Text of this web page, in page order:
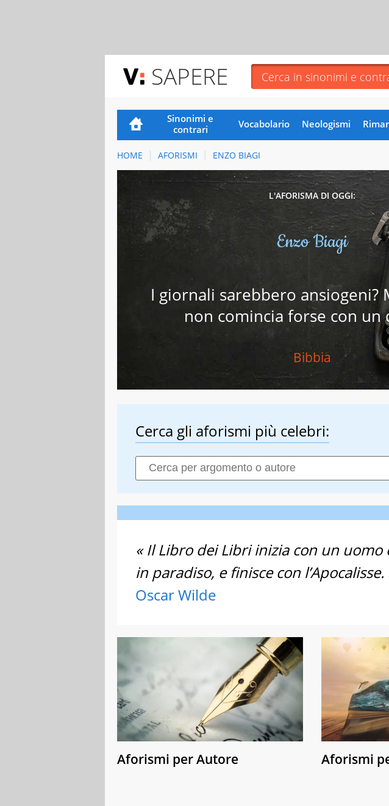
SAPERE
Sinonimi e
contrari
Vocabolario Neologismi
HOME AFORISMI ENZO BIAGI
L'AFORISMA DI OGGI:
Enzo Biagi
I giornali sarebbero ansiogeni?
non comincia forse con un
Bibbia
Cerca gli aforismi più celebri:
« Il Libro dei Libri inizia con un
in paradiso, e finisce con l’Apocalisse.
Oscar Wilde
Aforismi per Autore Aforismi